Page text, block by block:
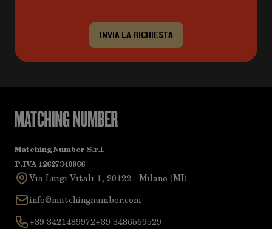
INVIA LA RICHIESTA
Matching Number S.r.l.
P.IVA 12627340966
Via Luigi Vitali 1, 20122 - Milano (MI)
info@matchingnumber.com
+39 3421489972+39 3486569529